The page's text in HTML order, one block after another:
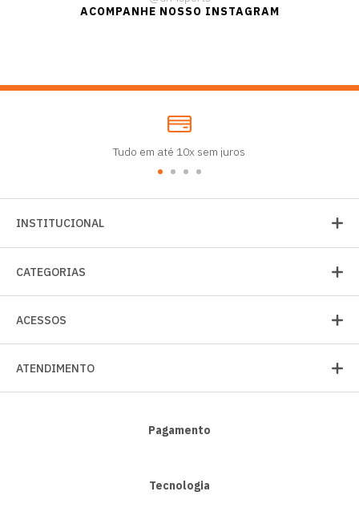
ACOMPANHE NOSSO INSTAGRAM
Tudo em até 10x sem juros
INSTITUCIONAL
CATEGORIAS
ACESSOS
ATENDIMENTO
Pagamento
Tecnologia